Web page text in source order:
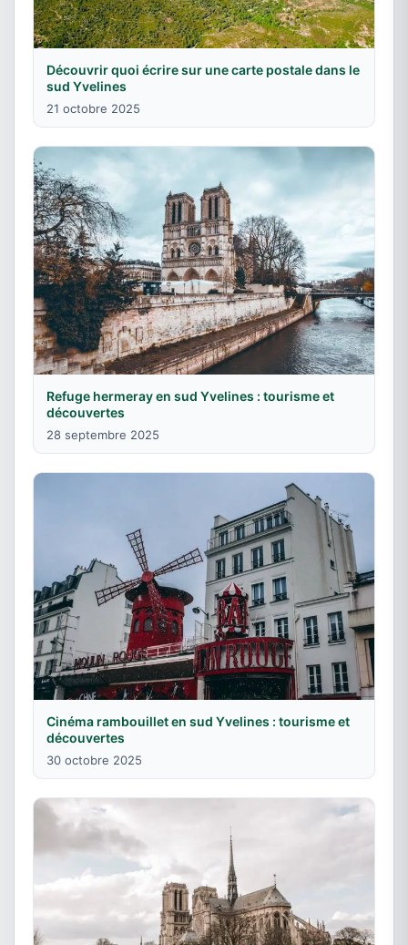
Découvrir quoi écrire sur une carte postale dans le
sud Yvelines
21 octobre 2025
Refuge hermeray en sud Yvelines : tourisme et
découvertes
28 septembre 2025
Cinéma rambouillet en sud Yvelines : tourisme et
découvertes
30 octobre 2025